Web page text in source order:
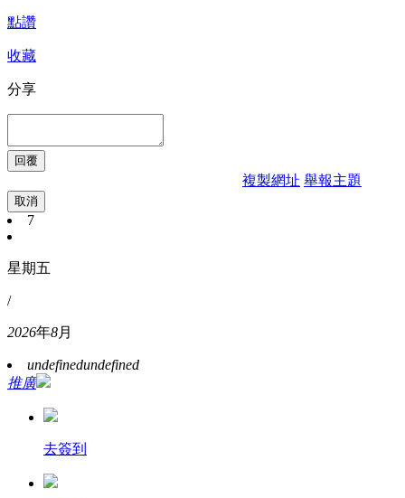
點讚
收藏
分享
複製網址 舉報主題
取消
7
星期五
/
2026年8月
undefinedundefined
推廣
去簽到